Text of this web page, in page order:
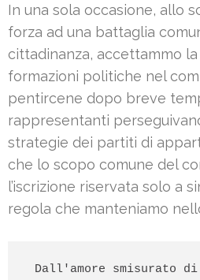
In una sola occasione, allo
forza ad una battaglia
cittadinanza, accettammo
formazioni politiche nel
pentircene dopo breve
rappresentanti
strategie dei partiti di
che lo scopo comune del
l’iscrizione riservata solo a
regola che manteniamo
Dall'amore smisurato di